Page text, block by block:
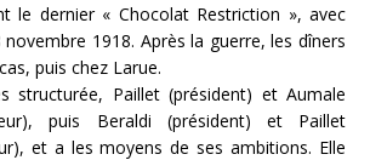
le dernier « Chocolat Restriction », avec
1918. Après la guerre, les dîners
puis chez Larue.
structurée, Paillet (président) et Aumale
puis Beraldi (président) et Paillet
et a les moyens de ses ambitions. Elle